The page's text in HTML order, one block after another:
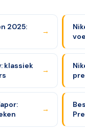
2025:
→
klassiek
→
→